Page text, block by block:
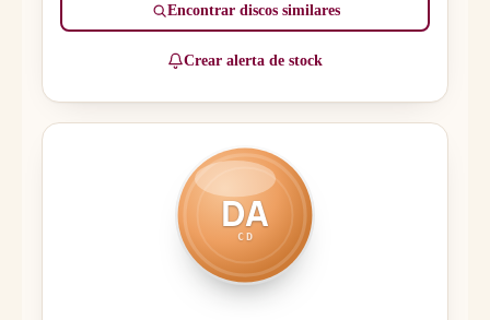
Encontrar discos similares
Crear alerta de stock
DA
CD